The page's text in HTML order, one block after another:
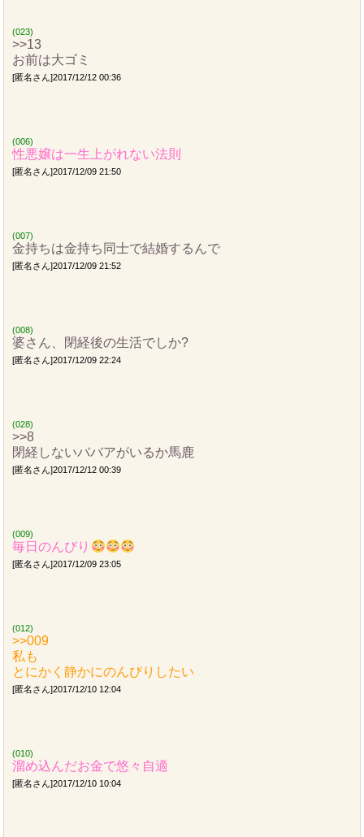
(023)
>>13
お前は大ゴミ
[匿名さん]2017/12/12 00:36
(006)
性悪嬢は一生上がれない法則
[匿名さん]2017/12/09 21:50
(007)
金持ちは金持ち同士で結婚するんで
[匿名さん]2017/12/09 21:52
(008)
婆さん、閉経後の生活でしか?
[匿名さん]2017/12/09 22:24
(028)
>>8
閉経しないババアがいるか馬鹿
[匿名さん]2017/12/12 00:39
(009)
毎日のんびり
[匿名さん]2017/12/09 23:05
(012)
>>009
私も
とにかく静かにのんびりしたい
[匿名さん]2017/12/10 12:04
(010)
溜め込んだお金で悠々自適
[匿名さん]2017/12/10 10:04